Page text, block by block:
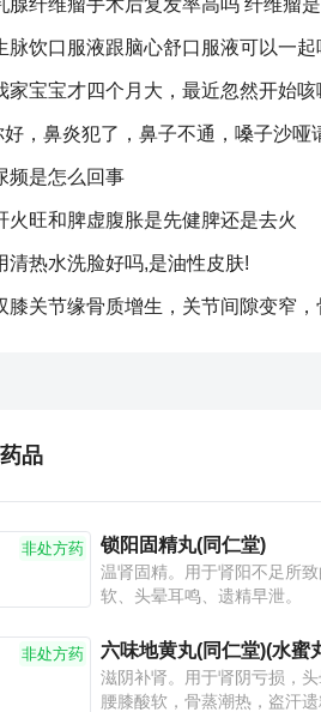
腺纤维瘤手术后复发率高吗 纤维瘤
脉饮口服液跟脑心舒口服液可以一起
家宝宝才四个月大，最近忽然开始咳
频是怎么回事
火旺和脾虚腹胀是先健脾还是去火
清热水洗脸好吗,是油性皮肤!
膝关节缘骨质增生，关节间隙变窄，
品
非处方药 锁阳固精丸(同仁堂)
温肾固精。用于肾阳不足所
软、头晕耳鸣、遗精早泄。
非处方药 六味地黄丸(同仁堂)(水蜜
滋阴补肾。用于肾阴亏损，头
腰膝酸软，骨蒸潮热，盗汗遗